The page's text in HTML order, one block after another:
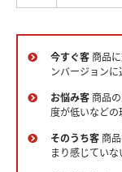
今すぐ客 商品
ンバージョン
お悩み客 商品
度が低いなど
そのうち客 商
まり感じてい